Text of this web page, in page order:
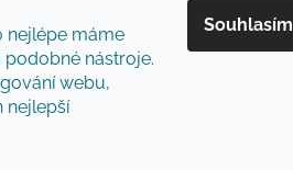
nejlépe máme
nástroje.
webu,
nejlepší
Souhlasím
Najdete u nás tyto značky
ochrany osobních
podmínky